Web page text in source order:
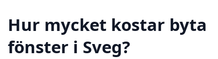
Hur mycket kostar byta
fönster i Sveg?